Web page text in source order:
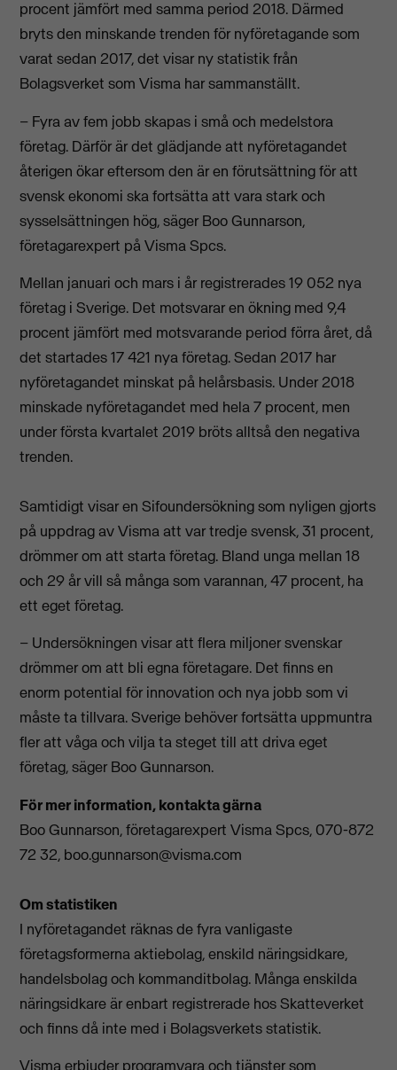
procent jämfört med samma period 2018. Därmed
bryts den minskande trenden för nyföretagande som
varat sedan 2017, det visar ny statistik från
Bolagsverket som Visma har sammanställt.
– Fyra av fem jobb skapas i små och medelstora
företag. Därför är det glädjande att nyföretagandet
återigen ökar eftersom den är en förutsättning för att
svensk ekonomi ska fortsätta att vara stark och
sysselsättningen hög, säger Boo Gunnarson,
företagarexpert på Visma Spcs.
Mellan januari och mars i år registrerades 19 052 nya
företag i Sverige. Det motsvarar en ökning med 9,4
procent jämfört med motsvarande period förra året, då
det startades 17 421 nya företag. Sedan 2017 har
nyföretagandet minskat på helårsbasis. Under 2018
minskade nyföretagandet med hela 7 procent, men
under första kvartalet 2019 bröts alltså den negativa
trenden.
Samtidigt visar en Sifoundersökning som nyligen gjorts
på uppdrag av Visma att var tredje svensk, 31 procent,
drömmer om att starta företag. Bland unga mellan 18
och 29 år vill så många som varannan, 47 procent, ha
ett eget företag.
– Undersökningen visar att flera miljoner svenskar
drömmer om att bli egna företagare. Det finns en
enorm potential för innovation och nya jobb som vi
måste ta tillvara. Sverige behöver fortsätta uppmuntra
fler att våga och vilja ta steget till att driva eget
företag, säger Boo Gunnarson.
För mer information, kontakta gärna
Boo Gunnarson, företagarexpert Visma Spcs, 070-872
72 32, boo.gunnarson@visma.com
Om statistiken
I nyföretagandet räknas de fyra vanligaste
företagsformerna aktiebolag, enskild näringsidkare,
handelsbolag och kommanditbolag. Många enskilda
näringsidkare är enbart registrerade hos Skatteverket
och finns då inte med i Bolagsverkets statistik.
Visma erbjuder programvara och tjänster som